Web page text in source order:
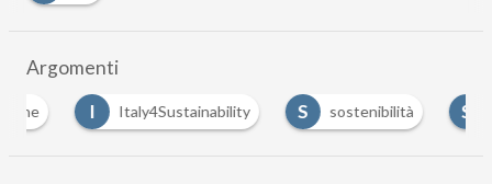
Argomenti
Italy4Sustainability S sostenibilità S